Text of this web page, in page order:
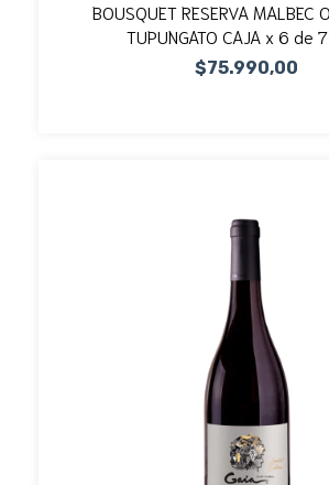
BOUSQUET RESERVA MALBEC
TUPUNGATO CAJA x 6 de
$75.990,00